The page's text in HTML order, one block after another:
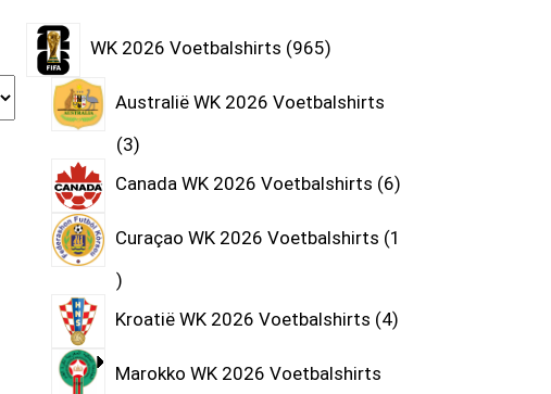
WK 2026 Voetbalshirts 965
Australië WK 2026 Voetbalshirts
3
Canada WK 2026 Voetbalshirts 6
Curaçao WK 2026 Voetbalshirts 1
Kroatië WK 2026 Voetbalshirts 4
Marokko WK 2026 Voetbalshirts